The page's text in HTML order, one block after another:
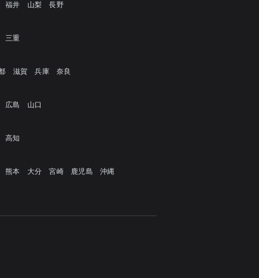
福井 山梨 長野
三重
滋賀 兵庫 奈良
広島 山口
高知
熊本 大分 宮崎 鹿児島 沖縄